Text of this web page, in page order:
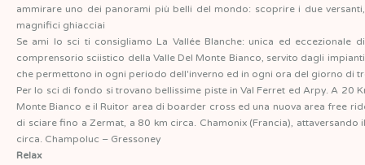
ammirare uno dei panorami più belli del mondo: scoprire i due
magnifici ghiacciai
Se ami lo sci ti consigliamo La Vallée Blanche: unica ed
comprensorio sciistico della Valle Del Monte Bianco, servito dagli
che permettono in ogni periodo dell'inverno ed in ogni ora del giorno di
Per lo sci di fondo si trovano bellissime piste in Val Ferret ed Arpy. A 20
Monte Bianco e il Ruitor area di boarder cross ed una nuova area free
di sciare fino a Zermat, a 80 km circa. Chamonix (Francia),
circa. Champoluc – Gressoney
Relax